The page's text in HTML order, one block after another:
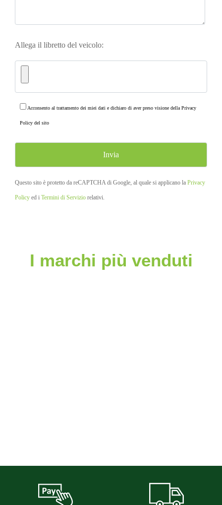
Allega il libretto del veicolo:
Acconsento al trattamento dei miei dati e dichiaro di aver preso visione dellaPrivacy
Policy del sito
Questo sito è protetto da reCAPTCHA di Google, al quale si applicano la Privacy
Policy ed i Termini di Servizio relativi.
I marchi più venduti